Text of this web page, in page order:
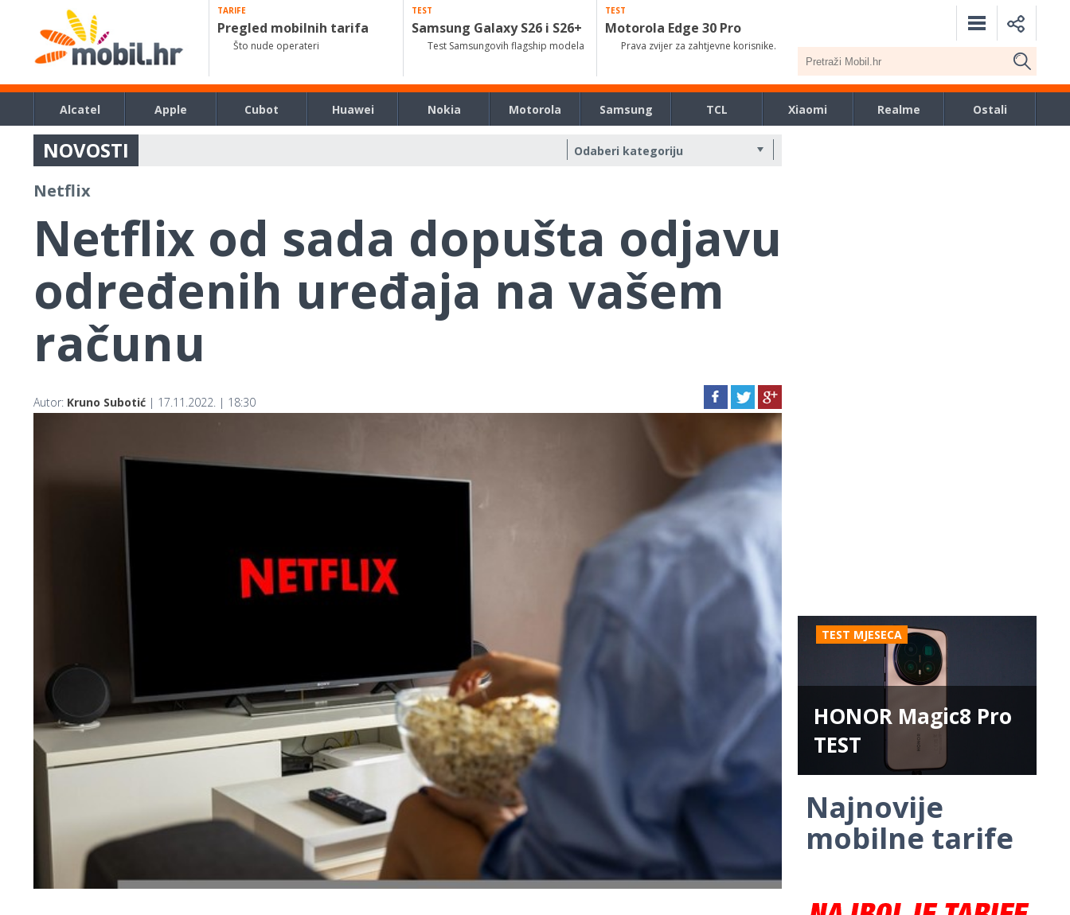
TARIFE
Pregled mobilnih tarifa
Što nude operateri
TEST
Samsung Galaxy S26 i S26+
Test Samsungovih flagship modela
TEST
Motorola Edge 30 Pro
Prava zvijer za zahtjevne korisnike.
Alcatel Apple Cubot Huawei Nokia Motorola Samsung TCL Xiaomi Realme Ostali
NOVOSTI
Netflix
Netflix od sada dopušta odjavu
određenih uređaja na vašem
računu
Autor: Kruno Subotić | 17.11.2022. | 18:30
TEST MJESECA
HONOR Magic8 Pro
TEST
Najnovije
mobilne tarife